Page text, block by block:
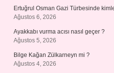
Ertuğrul Osman Gazi Türbesinde
Ağustos 6, 2026
Ayakkabı vurma acısı nasıl geçer ?
Ağustos 5, 2026
Bilge Kağan Zülkarneyn mi ?
Ağustos 4, 2026